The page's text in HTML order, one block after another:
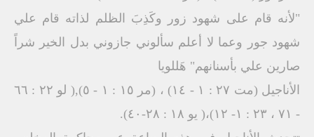
"لأنه قام على شهود زور وكَذِبَ الظلم لذاته قام علي
شهود جور وعما لا أعلم سألوني جازوني بدل الخير شراً
صارين علي بأسنانهم" هَللويا
الأناجيل (مت ۲۷ : ۱ - ١٤) ، (مر ١٥ : ١ - ٥),( لو ٢٢ : ٦٦
- ۷١ ، ۲۳ : ۱- ۱۲)،( يو ١٨ : ٢٨-٤٠).